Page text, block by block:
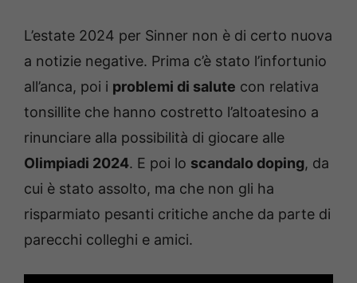
L’estate 2024 per Sinner non è di certo nuova
a notizie negative. Prima c’è stato l’infortunio
all’anca, poi i problemi di salute con relativa
tonsillite che hanno costretto l’altoatesino a
rinunciare alla possibilità di giocare alle
Olimpiadi 2024. E poi lo scandalo doping, da
cui è stato assolto, ma che non gli ha
risparmiato pesanti critiche anche da parte di
parecchi colleghi e amici.